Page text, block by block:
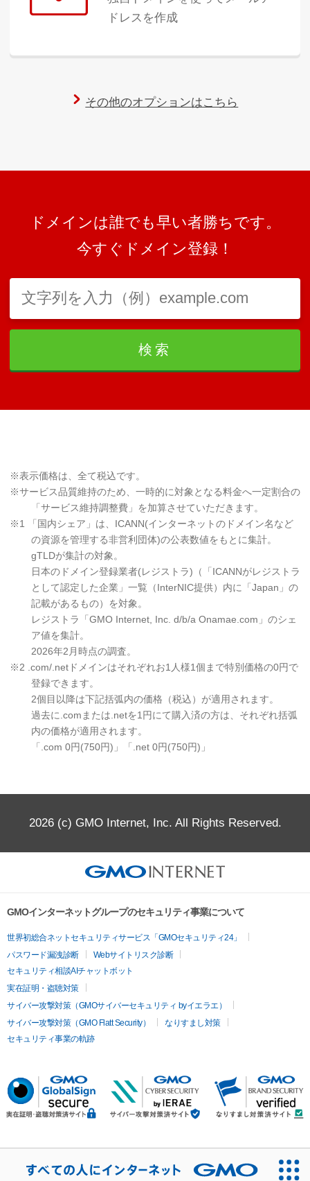
ドレスを作成
その他のオプションはこちら
ドメインは誰でも早い者勝ちです。
今すぐドメイン登録！
検索
※表示価格は、全て税込です。
※サービス品質維持のため、一時的に対象となる料金へ一定割合の
「サービス維持調整費」を加算させていただきます。
※1 「国内シェア」は、ICANN(インターネットのドメイン名など
の資源を管理する非営利団体)の公表数値をもとに集計。
gTLDが集計の対象。
日本のドメイン登録業者(レジストラ)（「ICANNがレジストラ
として認定した企業」一覧（InterNIC提供）内に「Japan」の
記載があるもの）を対象。
レジストラ「GMO Internet, Inc. d/b/a Onamae.com」のシェ
ア値を集計。
2026年2月時点の調査。
※2 .com/.netドメインはそれぞれお1人様1個まで特別価格の0円で
登録できます。
2個目以降は下記括弧内の価格（税込）が適用されます。
過去に.comまたは.netを1円にて購入済の方は、それぞれ括弧
内の価格が適用されます。
「.com 0円(750円)」「.net 0円(750円)」
2026 (c) GMO Internet, Inc. All Rights Reserved.
GMOインターネットグループのセキュリティ事業について
世界初総合ネットセキュリティサービス「GMOセキュリティ24」
パスワード漏洩診断
Webサイトリスク診断
セキュリティ相談AIチャットボット
実在証明・盗聴対策
サイバー攻撃対策（GMOサイバーセキュリティ byイエラエ）
サイバー攻撃対策（GMO Flatt Security）
なりすまし対策
セキュリティ事業の軌跡